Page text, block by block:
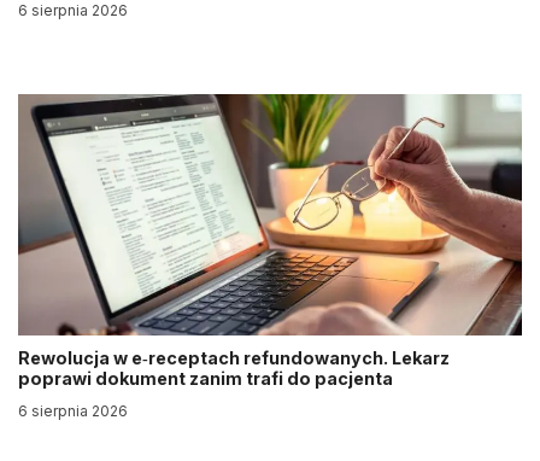
6 sierpnia 2026
Rewolucja w e‑receptach refundowanych. Lekarz
poprawi dokument zanim trafi do pacjenta
6 sierpnia 2026